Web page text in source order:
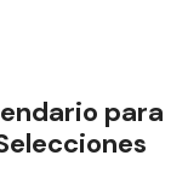
para